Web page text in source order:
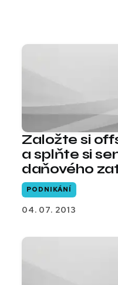
Založte si
a splňte si
daňového
PODNIKÁNÍ
04. 07. 2013